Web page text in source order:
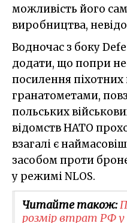
можливість його
виробництва,
Водночас з боку
додати, що попри
посилення піхотних
гранатометами,
польських
відомств НАТО
взагалі є
засобом проти
у режимі NLOS.
Читайте також:
розмір втрат РФ у